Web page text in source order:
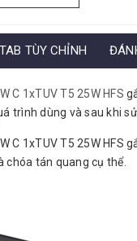
TAB TÙY CHỈNH
C 1xTUV T5 25W HFS
trình dùng và sau khi sử
C 1xTUV T5 25W
chóa tán quang cụ thể.